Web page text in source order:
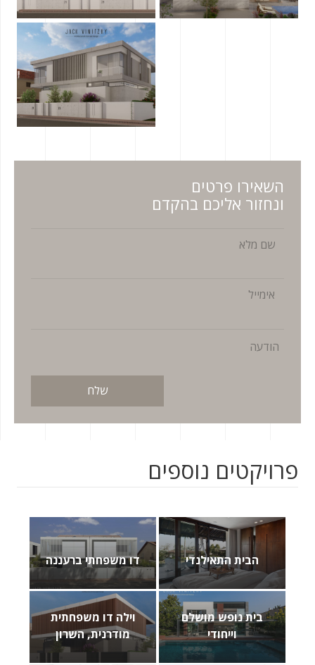
השאירו פרטים
ונחזור אליכם בהקדם
פרויקטים נוספים
דו משפחתי ברעננה הבית התאילנדי
וילה דו משפחתית
מודרנית, השרון
בית נופש מושלם
וייחודי